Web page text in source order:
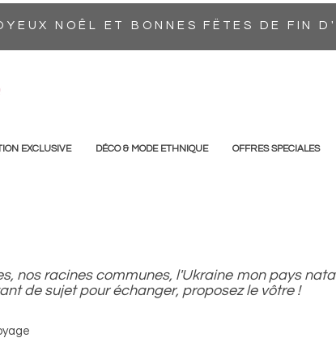
NOÊL ET BONNES FËTES DE FIN
EXCLUSIVE DÉCO & MODE ETHNIQUE OFFRES SPECIALES
nos racines communes, l'Ukraine mon pays
de sujet pour échanger, proposez le vôtre !